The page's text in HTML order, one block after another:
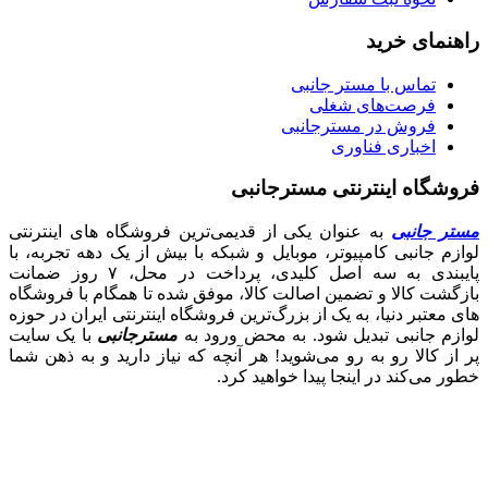
راهنمای خرید
تماس با مستر جانبی
فرصت‌های شغلی
فروش در مسترجانبی
اخباری فناوری
فروشگاه اینترنتی مسترجانبی
مستر جانبی به عنوان یکی از قدیمی‌ترین فروشگاه های اینترنتی
لوازم جانبی کامپیوتر، موبایل و شبکه با بیش از یک دهه تجربه، با
پایبندی به سه اصل کلیدی، پرداخت در محل، ۷ روز ضمانت
بازگشت کالا و تضمین اصالت کالا، موفق شده تا همگام با فروشگاه‌
های معتبر دنیا، به یک از بزرگ‌ترین فروشگاه اینترنتی ایران در حوزه
لوازم جانبی تبدیل شود. به محض ورود به مسترجانبی با یک سایت
پر از کالا رو به رو می‌شوید! هر آنچه که نیاز دارید و به ذهن شما
خطور می‌کند در اینجا پیدا خواهید کرد.